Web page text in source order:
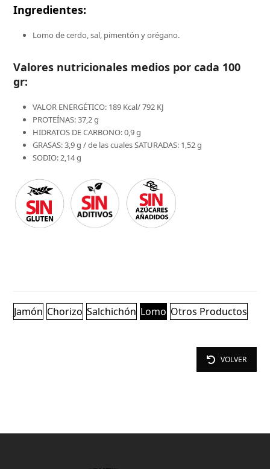
Ingredientes:
Lomo de cerdo, sal, pimentón y orégano.
Valores nutricionales medios por cada 100
gr:
VALOR ENERGÉTICO: 189 Kcal/ 792 KJ
PROTEÍNAS: 37,2 g
HIDRATOS DE CARBONO: 0,9 g
GRASAS: 3,9 g / de las cuales SATURADAS: 1,52 g
SODIO: 2,14 g
Jamón Chorizo Salchichón Lomo Otros Productos
VOLVER